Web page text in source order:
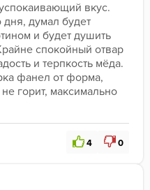
вкус.
думал будет
и будет душить
спокойный отвар
и терпкость мёда.
фанел от форма,
горит, максимально
4 0